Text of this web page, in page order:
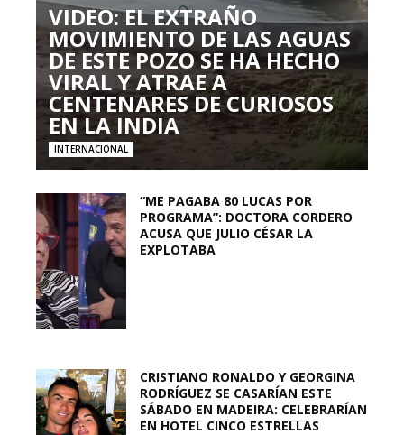
VIDEO: EL EXTRAÑO
MOVIMIENTO DE LAS AGUAS
DE ESTE POZO SE HA HECHO
VIRAL Y ATRAE A
CENTENARES DE CURIOSOS
EN LA INDIA
INTERNACIONAL
“ME PAGABA 80 LUCAS POR
PROGRAMA”: DOCTORA CORDERO
ACUSA QUE JULIO CÉSAR LA
EXPLOTABA
CRISTIANO RONALDO Y GEORGINA
RODRÍGUEZ SE CASARÍAN ESTE
SÁBADO EN MADEIRA: CELEBRARÍAN
EN HOTEL CINCO ESTRELLAS